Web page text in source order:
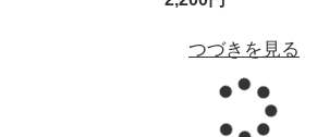
つづきを見る